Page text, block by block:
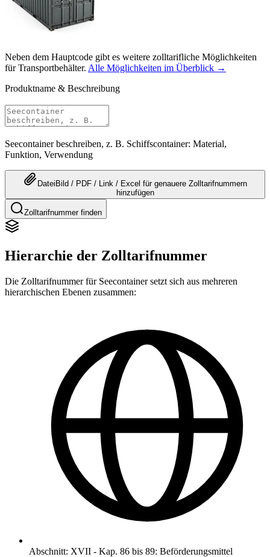
Neben dem Hauptcode gibt es weitere zolltarifliche Möglichkeiten
für Transportbehälter. Alle Möglichkeiten im Überblick →
Produktname & Beschreibung
Seecontainer beschreiben, z. B. Schiffscontainer: Material,
Funktion, Verwendung
Datei Bild / PDF / Link / Excel für genauere Zolltarifnummern
hinzufügen
Zolltarifnummer finden
Hierarchie der Zolltarifnummer
Die Zolltarifnummer für Seecontainer setzt sich aus mehreren
hierarchischen Ebenen zusammen:
Abschnitt: XVII - Kap. 86 bis 89: Beförderungsmittel